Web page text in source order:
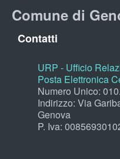
Comune di
Contatti
URP - Ufficio
Posta Elettronica
Numero Unico:
Indirizzo: Via
Genova
P. Iva: